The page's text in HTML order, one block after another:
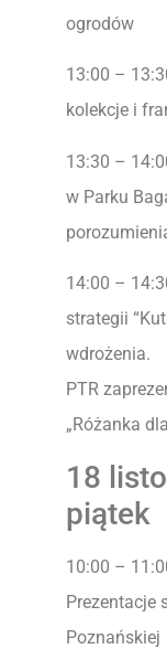
ogrodów
13:00 –
kolekcje i
13:30 –
w Parku
14:00 –
strategii
wdrożenia.
PTR
„Różanka
18
piątek
10:00 –
Prezentacje
Poznańskiej